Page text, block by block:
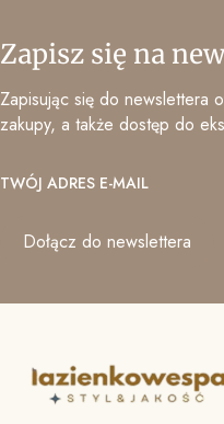
Zapisz się na
Zapisując się do newslettera
zakupy, a także dostęp do
TWÓJ ADRES E-MAIL
Dołącz do newslettera